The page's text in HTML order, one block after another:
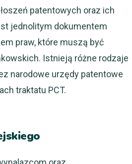
patentowych oraz ich
jednolitym dokumentem
praw, które muszą być
Istnieją różne rodzaje
narodowe urzędy patentowe
traktatu PCT.